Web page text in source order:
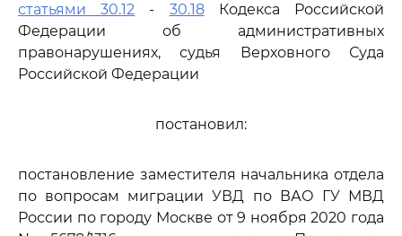
статьями 30.12 - 30.18Кодекса Российской
Федерации об административных
правонарушениях, судья Верховного Суда
Российской Федерации
постановил:
постановление заместителя начальника отдела
по вопросам миграции УВД по ВАО ГУ МВД
России по городу Москве от 9 ноября 2020 года